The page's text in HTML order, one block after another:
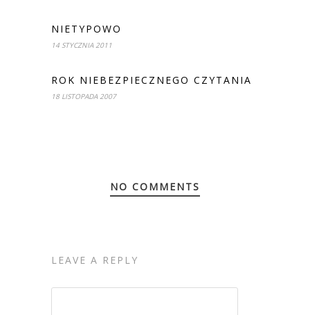
NIETYPOWO
14 STYCZNIA 2011
ROK NIEBEZPIECZNEGO CZYTANIA
18 LISTOPADA 2007
NO COMMENTS
LEAVE A REPLY